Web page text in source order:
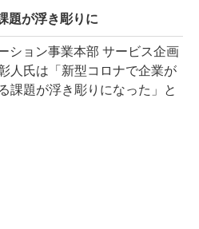
題が浮き彫りに
ション事業本部 サービス企画
人氏は「新型コロナで企業が
課題が浮き彫りになった」と